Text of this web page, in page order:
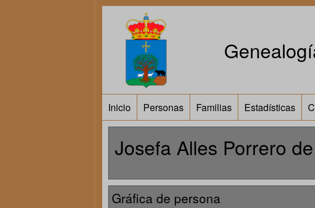
Inicio Personas Familias Estadísticas
Josefa Alles Porrero de
Gráfica de persona